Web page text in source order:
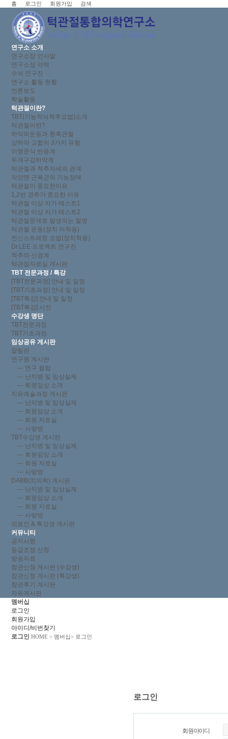
홈 로그인 회원가입 검색
연구소 소개
연구소장 인사말
연구소장 약력
수석 연구진
연구소 활동 현황
언론보도
학술활동
턱관절이란?
TBT(기능적뇌척주요법)소개
턱관절이란?
하악의운동과 환축관절
상하악 교합의 3가지 유형
이영준식 반응계
두개구강하악계
턱관절과 척추자세의 관계
악안면 근육군의 기능장애
턱관절이 중요한이유
1,2번 경추가 중요한 이유
턱관절 이상 자가 테스트1
턱관절 이상 자가 테스트2
턱관절문제로 발생되는 질병
턱관절 운동(장치 미착용)
전신스트레칭 요법(장치착용)
Dr.LEE 프로젝트 연구진
척추와 신경계
턱관절자료실 게시판
TBT 전문과정 / 특강
[TBT전문과정] 안내 및 일정
[TBT기초과정] 안내 및 일정
[TBT특강] 안내 및 일정
[TBT특강] 사진
수강생 명단
TBT전문과정
TBT기초과정
임상공유 게시판
알림판
연구원 게시판
--- 연구 컬럼
--- 난치병 및 임상실제
--- 회원임상 소개
치유예술과정 게시판
--- 난치병 및 임상실제
--- 회원임상 소개
--- 회원 자료실
--- 사랑방
TBT수강생 게시판
--- 난치병 및 임상실제
--- 회원임상 소개
--- 회원 자료실
--- 사랑방
DABB(치의학) 게시판
--- 난치병 및 임상실제
--- 회원임상 소개
--- 회원 자료실
--- 사랑방
의료인 & 특강생 게시판
커뮤니티
공지사항
등급조정 신청
방송자료
참관신청 게시판 (수강생)
참관신청 게시판 (특강생)
참관후기 게시판
자유게시판
멤버십
로그인
회원가입
아이디/비번찾기
로그인 HOME > 멤버십> 로그인
로그인
회원아이디